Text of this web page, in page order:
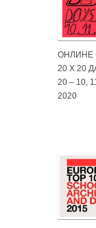
ОНЛИНЕ
20 X 20
20 – 10,
2020